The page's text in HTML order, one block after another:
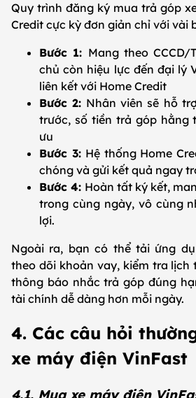
Quy trình đăng ký mua trả góp
Credit cực kỳ đơn giản chỉ với vài
Bước 1: Mang theo
chủ còn hiệu lực đến đại lý
liên kết với Home Credit
Bước 2: Nhân viên sẽ hỗ
trước, số tiền trả góp hằng
ưu
Bước 3: Hệ thống Home
chóng và gửi kết quả ngay
Bước 4: Hoàn tất ký kết,
trong cùng ngày, vô cùng
lợi.
Ngoài ra, bạn có thể tải ứng
theo dõi khoản vay, kiểm tra lịch
thông báo nhắc trả góp đúng
tài chính dễ dàng hơn mỗi ngày.
4. Các câu hỏi
xe máy điện VinFast